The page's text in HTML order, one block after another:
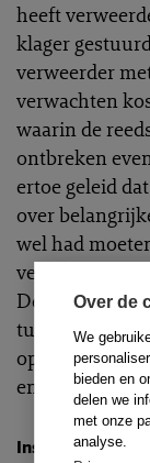
Over de
We
bieden en
delen we
met onze
analyse.
heeft
klager
verweerder
verwachten
waarin de
ontbreken
ertoe geleid
over
wel had
verweerder
Deze
tuchtrechtelijk
oplegging van
en deels
Instantie:Raad